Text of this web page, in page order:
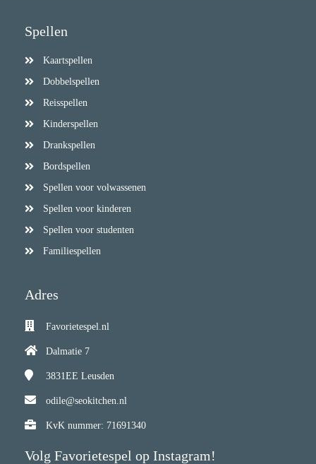
Spellen
Kaartspellen
Dobbelspellen
Reisspellen
Kinderspellen
Drankspellen
Bordspellen
Spellen voor volwassenen
Spellen voor kinderen
Spellen voor studenten
Familiespellen
Adres
Favorietespel.nl
Dalmatie 7
3831EE Leusden
odile@seokitchen.nl
KvK nummer: 71691340
Volg Favorietespel op Instagram!